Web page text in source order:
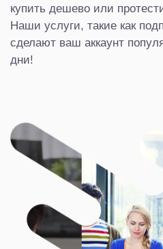
купить дешево или
Наши услуги, такие как
сделают ваш аккаунт
дни!